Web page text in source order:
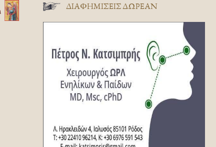
ΔΙΑΦΗΜΊΣΕΙΣ ΔΩΡΕΆΝ